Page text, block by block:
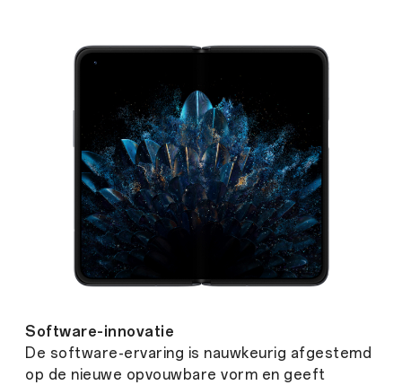
Software-innovatie
De software-ervaring is nauwkeurig afgestemd
op de nieuwe opvouwbare vorm en geeft